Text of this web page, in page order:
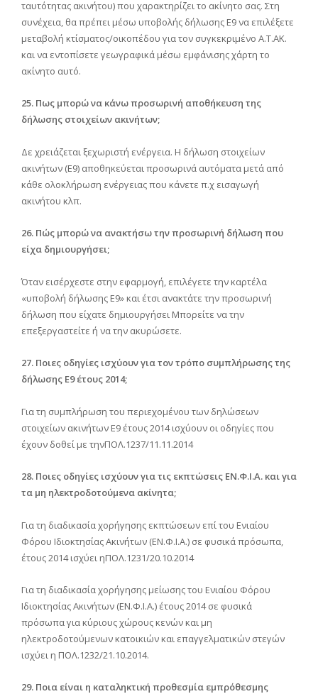
ταυτότητας ακινήτου) που χαρακτηρίζει το ακίνητο σας. Στη
συνέχεια, θα πρέπει μέσω υποβολής δήλωσης Ε9 να επιλέξετε
μεταβολή κτίσματος/οικοπέδου για τον συγκεκριμένο Α.Τ.ΑΚ.
και να εντοπίσετε γεωγραφικά μέσω εμφάνισης χάρτη το
ακίνητο αυτό.
25. Πως μπορώ να κάνω προσωρινή αποθήκευση της
δήλωσης στοιχείων ακινήτων;
Δε χρειάζεται ξεχωριστή ενέργεια. Η δήλωση στοιχείων
ακινήτων (Ε9) αποθηκεύεται προσωρινά αυτόματα μετά από
κάθε ολοκλήρωση ενέργειας που κάνετε π.χ εισαγωγή
ακινήτου κλπ.
26. Πώς μπορώ να ανακτήσω την προσωρινή δήλωση που
είχα δημιουργήσει;
Όταν εισέρχεστε στην εφαρμογή, επιλέγετε την καρτέλα
«υποβολή δήλωσης Ε9» και έτσι ανακτάτε την προσωρινή
δήλωση που είχατε δημιουργήσει Μπορείτε να την
επεξεργαστείτε ή να την ακυρώσετε.
27. Ποιες οδηγίες ισχύουν για τον τρόπο συμπλήρωσης της
δήλωσης Ε9 έτους 2014;
Για τη συμπλήρωση του περιεχομένου των δηλώσεων
στοιχείων ακινήτων Ε9 έτους 2014 ισχύουν οι οδηγίες που
έχουν δοθεί με τηνΠΟΛ.1237/11.11.2014
28. Ποιες οδηγίες ισχύουν για τις εκπτώσεις ΕΝ.Φ.Ι.Α. και για
τα μη ηλεκτροδοτούμενα ακίνητα;
Για τη διαδικασία χορήγησης εκπτώσεων επί του Ενιαίου
Φόρου Ιδιοκτησίας Ακινήτων (ΕΝ.Φ.Ι.Α.) σε φυσικά πρόσωπα,
έτους 2014 ισχύει ηΠΟΛ.1231/20.10.2014
Για τη διαδικασία χορήγησης μείωσης του Ενιαίου Φόρου
Ιδιοκτησίας Ακινήτων (ΕΝ.Φ.Ι.Α.) έτους 2014 σε φυσικά
πρόσωπα για κύριους χώρους κενών και μη
ηλεκτροδοτούμενων κατοικιών και επαγγελματικών στεγών
ισχύει η ΠΟΛ.1232/21.10.2014.
29. Ποια είναι η καταληκτική προθεσμία εμπρόθεσμης